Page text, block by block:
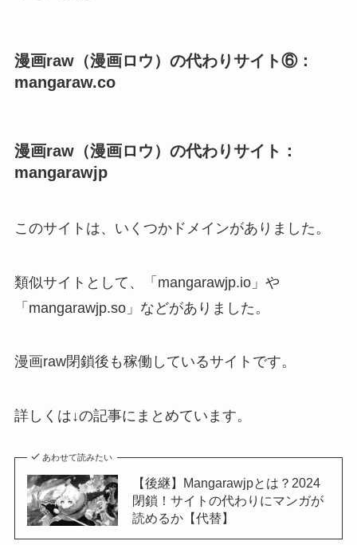
漫画raw（漫画ロウ）の代わりサイト⑥：
mangaraw.co
漫画raw（漫画ロウ）の代わりサイト：
mangarawjp
このサイトは、いくつかドメインがありました。
類似サイトとして、「mangarawjp.io」や
「mangarawjp.so」などがありました。
漫画raw閉鎖後も稼働しているサイトです。
詳しくは↓の記事にまとめています。
あわせて読みたい
【後継】Mangarawjpとは？2024
閉鎖！サイトの代わりにマンガが
読めるか【代替】